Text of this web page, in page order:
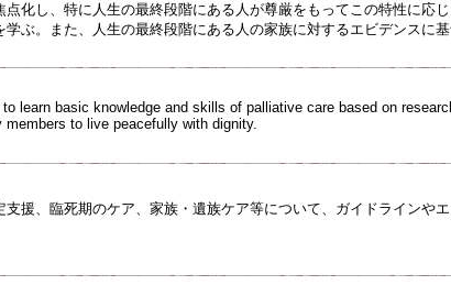
点化し、特に人生の最終段階にある人が尊厳をもってこの特性に応
ぶ。また、人生の最終段階にある人の家族に対するエビデンスに基
learn basic knowledge and skills of palliative care based on
to live peacefully with dignity.
支援、臨死期のケア、家族・遺族ケア等について、ガイドラインや